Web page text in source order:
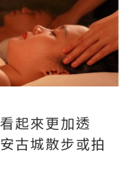
起來更加透
古城散步或拍